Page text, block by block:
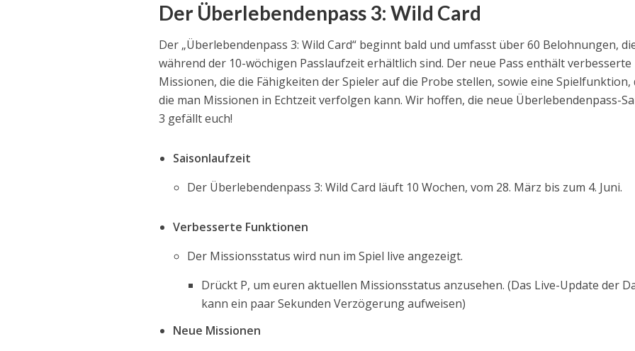
Der Überlebendenpass 3: Wild Card
Der „Überlebendenpass 3: Wild Card“ beginnt bald und umfasst über 60 Belohnungen,
während der 10-wöchigen Passlaufzeit erhältlich sind. Der neue Pass enthält verbesserte
Missionen, die die Fähigkeiten der Spieler auf die Probe stellen, sowie eine Spielfunktion,
die man Missionen in Echtzeit verfolgen kann. Wir hoffen, die neue Überlebendenpass-
3 gefällt euch!
Saisonlaufzeit
Der Überlebendenpass 3: Wild Card läuft 10 Wochen, vom 28. März bis zum 4. Juni.
Verbesserte Funktionen
Der Missionsstatus wird nun im Spiel live angezeigt.
Drückt P, um euren aktuellen Missionsstatus anzusehen. (Das Live-Update der
kann ein paar Sekunden Verzögerung aufweisen)
Neue Missionen